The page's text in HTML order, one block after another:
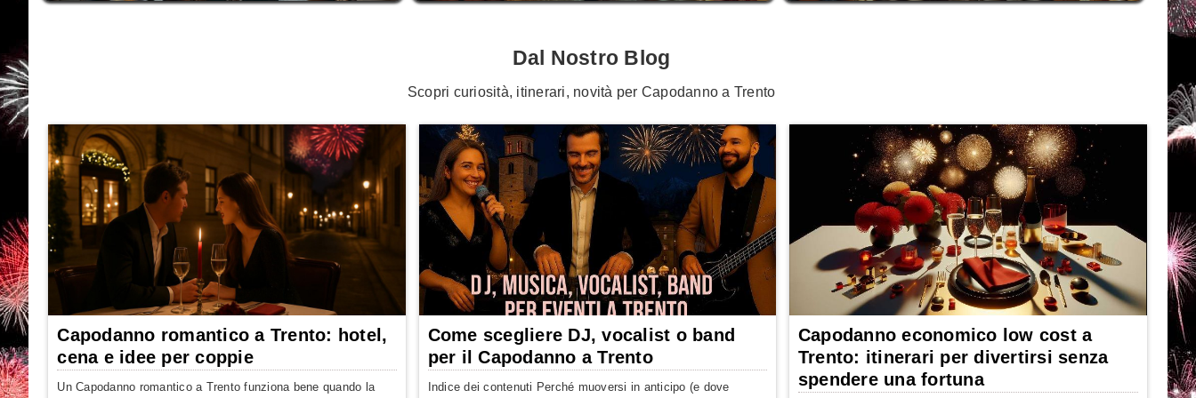
Dal Nostro Blog
Scopri curiosità, itinerari, novità per Capodanno a Trento
Capodanno romantico a Trento: hotel,
cena e idee per coppie
Un Capodanno romantico a Trento funziona bene quando la
Come scegliere DJ, vocalist o band
per il Capodanno a Trento
Indice dei contenuti Perché muoversi in anticipo (e dove
Capodanno economico low cost a
Trento: itinerari per divertirsi senza
spendere una fortuna